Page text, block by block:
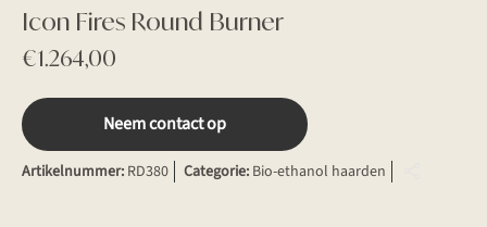
Icon Fires Round Burner
€1.264,00
Neem contact op
Artikelnummer: RD380 Categorie: Bio-ethanol haarden